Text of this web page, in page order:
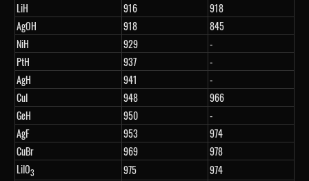
LiH
916
918
AgOH
918
845
NiH
929
-
PtH
937
-
AgH
941
-
CuI
948
966
GeH
950
-
AgF
953
974
CuBr
969
978
LiIO3 975
974